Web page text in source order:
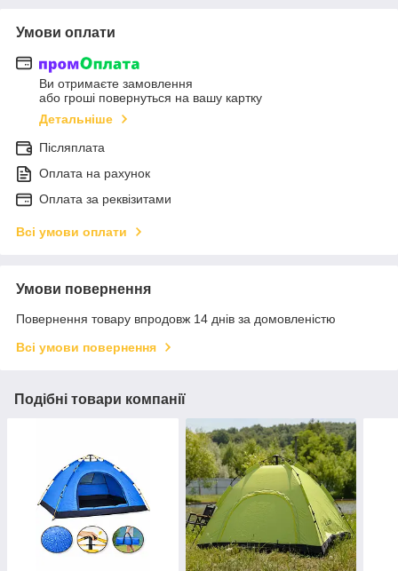
Умови оплати
Ви отримаєте замовлення
або гроші повернуться на вашу картку
Детальніше
Післяплата
Оплата на рахунок
Оплата за реквізитами
Всі умови оплати
Умови повернення
Повернення товару впродовж 14 днів за домовленістю
Всі умови повернення
Подібні товари компанії